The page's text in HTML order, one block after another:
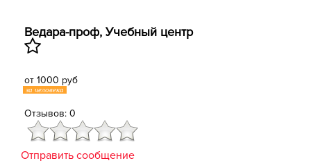
Ведара-проф, ​Учебный центр
от 1000 руб
за человека
Отзывов: 0
Отправить сообщение